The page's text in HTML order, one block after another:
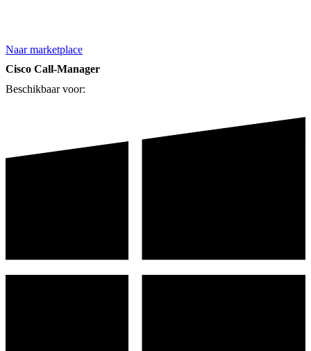
Naar marketplace
Cisco Call-Manager
Beschikbaar voor: